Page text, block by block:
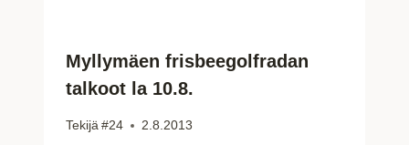
Myllymäen frisbeegolfradan
talkoot la 10.8.
Tekijä #24 2.8.2013